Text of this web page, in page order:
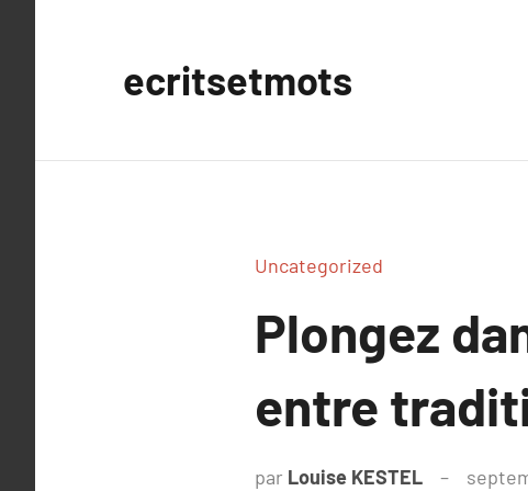
ecritsetmots
Uncategorized
Plongez
entre
par Louise KESTEL